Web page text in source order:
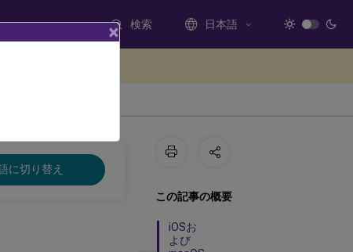
検索 日本語
に切り替え
この記事の概要
iOSお
よび
×